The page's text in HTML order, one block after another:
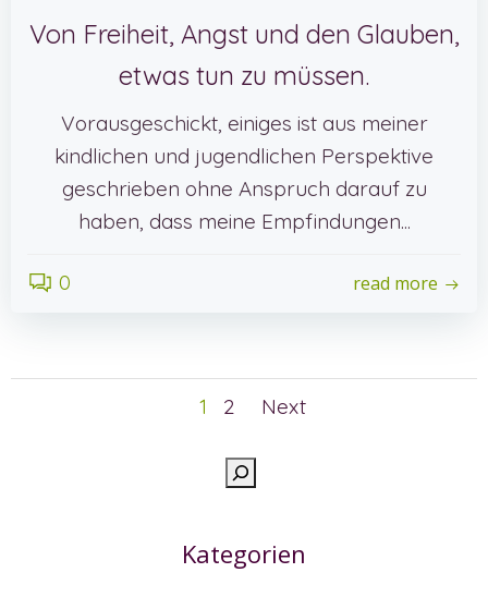
Von Freiheit, Angst und den Glauben,
etwas tun zu müssen.
Vorausgeschickt, einiges ist aus meiner
kindlichen und jugendlichen Perspektive
geschrieben ohne Anspruch darauf zu
haben, dass meine Empfindungen...
0 read more
Posts
navigation
Page
1 Page
2
Posts
Next
Kategorien